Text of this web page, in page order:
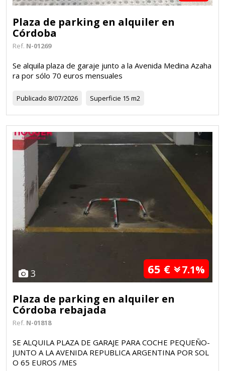
Plaza de parking en alquiler en
Córdoba
Ref. N-01269
Se alquila plaza de garaje junto a la Avenida Medina Azaha
ra por sólo 70 euros mensuales
Publicado 8/07/2026 Superficie 15 m2
3 65 € 7.1%
Plaza de parking en alquiler en
Córdoba rebajada
Ref. N-01818
SE ALQUILA PLAZA DE GARAJE PARA COCHE PEQUEÑO-
JUNTO A LA AVENIDA REPUBLICA ARGENTINA POR SOL
O 65 EUROS /MES